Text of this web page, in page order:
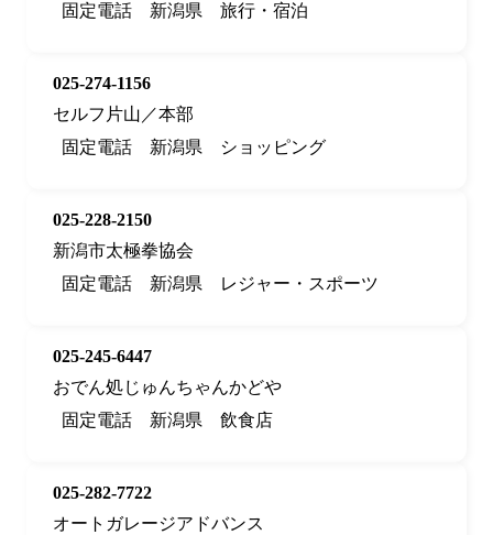
固定電話
新潟県 旅行・宿泊
025-274-1156
セルフ片山／本部
固定電話
新潟県 ショッピング
025-228-2150
新潟市太極拳協会
固定電話
新潟県 レジャー・スポーツ
025-245-6447
おでん処じゅんちゃんかどや
固定電話
新潟県 飲食店
025-282-7722
オートガレージアドバンス